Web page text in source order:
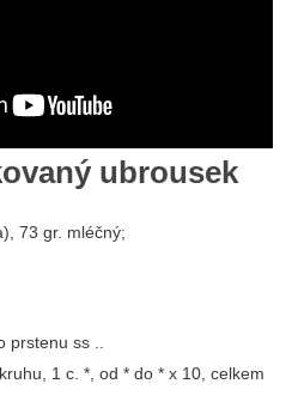
ubrousek
73 gr. mléčný;
ss ..
1 c. *, od * do * x 10, celkem